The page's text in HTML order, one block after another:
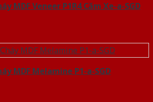
MDF Veneer P1R4 Căm Xe-a-SGD
MDF Melamine P1-a-SGD